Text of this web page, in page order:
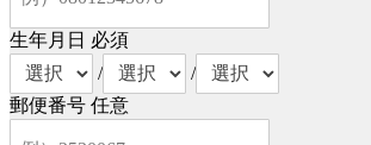
生年月日 必須
/
/
郵便番号 任意